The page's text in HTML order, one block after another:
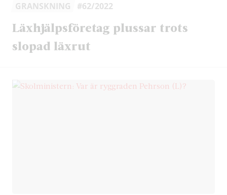
GRANSKNING #62/2022
Läxhjälpsföretag plussar trots
slopad läxrut